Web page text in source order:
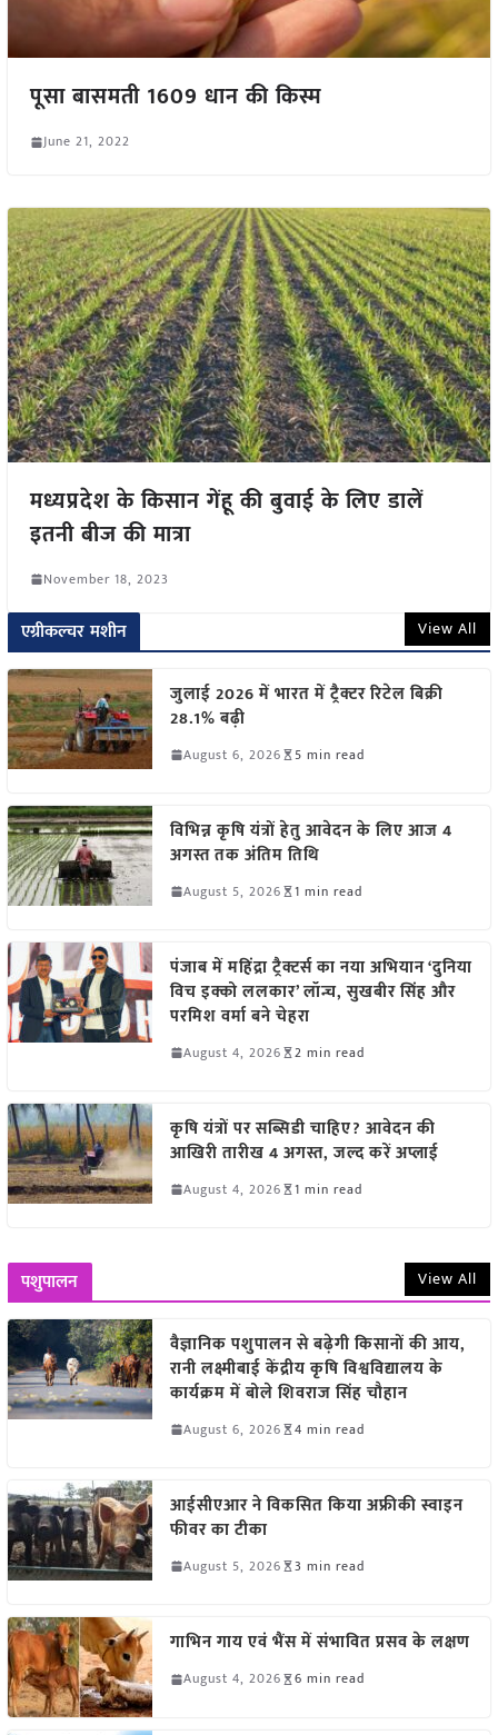
पूसा बासमती 1609 धान की किस्म
June 21, 2022
मध्यप्रदेश के किसान गेंहू की बुवाई के लिए डालें
इतनी बीज की मात्रा
November 18, 2023
एग्रीकल्चर मशीन View All
जुलाई 2026 में भारत में ट्रैक्टर रिटेल बिक्री
28.1% बढ़ी
August 6, 2026 5 min read
विभिन्न कृषि यंत्रों हेतु आवेदन के लिए आज 4
अगस्त तक अंतिम तिथि
August 5, 2026 1 min read
पंजाब में महिंद्रा ट्रैक्टर्स का नया अभियान ‘दुनिया
विच इक्को ललकार’ लॉन्च, सुखबीर सिंह और
परमिश वर्मा बने चेहरा
August 4, 2026 2 min read
कृषि यंत्रों पर सब्सिडी चाहिए? आवेदन की
आखिरी तारीख 4 अगस्त, जल्द करें अप्लाई
August 4, 2026 1 min read
पशुपालन View All
वैज्ञानिक पशुपालन से बढ़ेगी किसानों की आय,
रानी लक्ष्मीबाई केंद्रीय कृषि विश्वविद्यालय के
कार्यक्रम में बोले शिवराज सिंह चौहान
August 6, 2026 4 min read
आईसीएआर ने विकसित किया अफ्रीकी स्वाइन
फीवर का टीका
August 5, 2026 3 min read
गाभिन गाय एवं भैंस में संभावित प्रसव के लक्षण
August 4, 2026 6 min read